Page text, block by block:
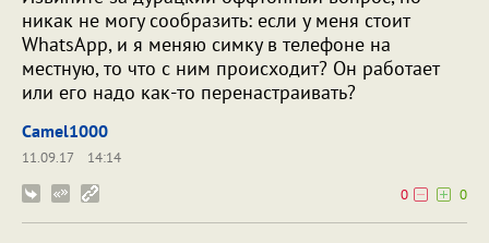
никак не могу сообразить: если у меня стоит
WhatsApp, и я меняю симку в телефоне на
местную, то что с ним происходит? Он работает
или его надо как-то перенастраивать?
Camel1000
11.09.17
14:14
0
0